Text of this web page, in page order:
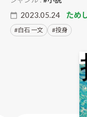
2023.05.24 ため
白石 一文 投身